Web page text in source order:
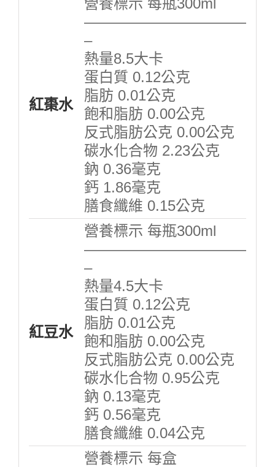
紅棗水
———————————
–
熱量8.5大卡
蛋白質 0.12公克
脂肪 0.01公克
飽和脂肪 0.00公克
反式脂肪公克 0.00公克
碳水化合物 2.23公克
鈉 0.36毫克
鈣 1.86毫克
膳食纖維 0.15公克
紅豆水
營養標示 每瓶300ml
———————————
–
熱量4.5大卡
蛋白質 0.12公克
脂肪 0.01公克
飽和脂肪 0.00公克
反式脂肪公克 0.00公克
碳水化合物 0.95公克
鈉 0.13毫克
鈣 0.56毫克
膳食纖維 0.04公克
營養標示 每盒